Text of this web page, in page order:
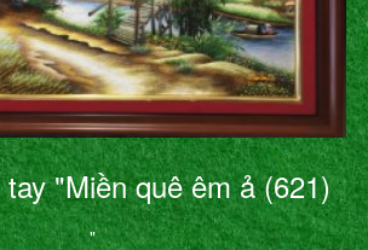
"Miền quê êm ả (621)
"